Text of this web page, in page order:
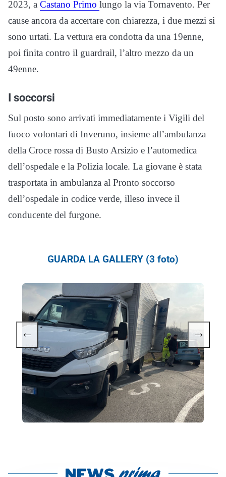
2023, a Castano Primo lungo la via Tornavento. Per
cause ancora da accertare con chiarezza, i due mezzi si
sono urtati. La vettura era condotta da una 19enne,
poi finita contro il guardrail, l’altro mezzo da un
49enne.
I soccorsi
Sul posto sono arrivati immediatamente i Vigili del
fuoco volontari di Inveruno, insieme all’ambulanza
della Croce rossa di Busto Arsizio e l’automedica
dell’ospedale e la Polizia locale. La giovane è stata
trasportata in ambulanza al Pronto soccorso
dell’ospedale in codice verde, illeso invece il
conducente del furgone.
GUARDA LA GALLERY (3 foto)
← →